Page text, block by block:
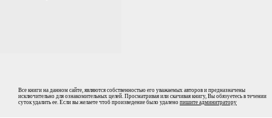
Все книги на данном сайте, являются собственностью его уважаемых авторов и предназначены
исключительно для ознакомительных целей. Просматривая или скачивая книгу, Вы обязуетесь в течении
суток удалить ее. Если вы желаете чтоб произведение было удалено пишите админитратору